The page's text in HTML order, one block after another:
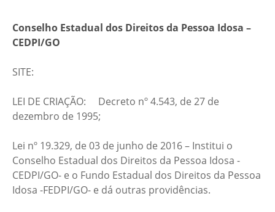
Conselho Estadual dos Direitos da Pessoa Idosa –
CEDPI/GO
SITE:
LEI DE CRIAÇÃO: Decreto nº 4.543, de 27 de
dezembro de 1995;
Lei nº 19.329, de 03 de junho de 2016 – Institui o
Conselho Estadual dos Direitos da Pessoa Idosa -
CEDPI/GO- e o Fundo Estadual dos Direitos da Pessoa
Idosa -FEDPI/GO- e dá outras providências.